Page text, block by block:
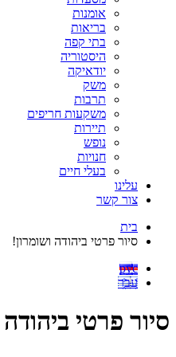
אומנות
בריאות
בתי קפה
היסטוריה
יודאיקה
משק
תרבות
משקעות חריפים
תיירות
נופש
חנויות
בעלי חיים
עלינו
צור קשר
בית
סיור פרטי ביהודה ושומרון!
рус
עבר
סיור פרטי